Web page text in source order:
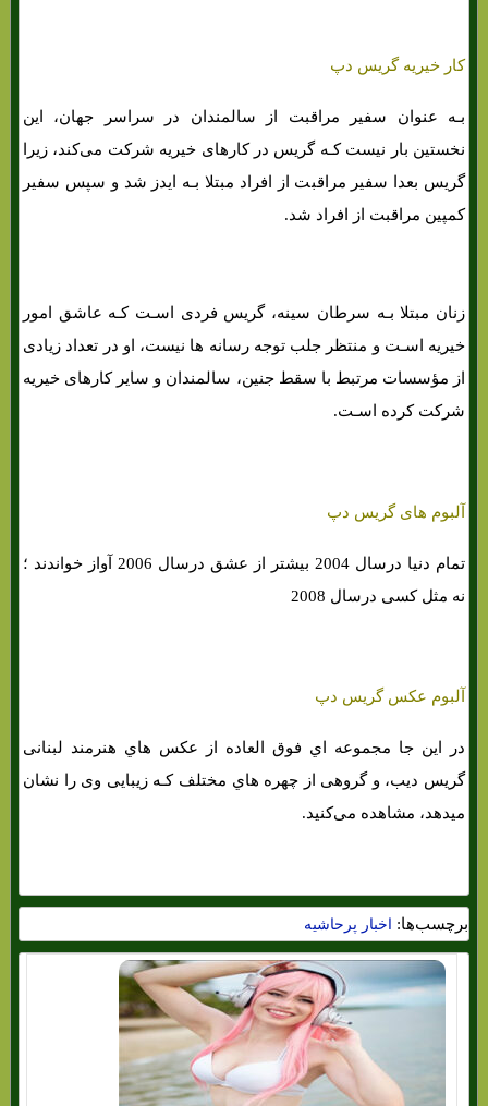
کار خیریه گریس دپ
بـه عنوان سفیر مراقبت از سالمندان در سراسر جهان، این
نخستین بار نیست کـه گریس در کارهای خیریه شرکت می‌کند، زیرا
گریس بعدا سفیر مراقبت از افراد مبتلا بـه ایدز شد و سپس سفیر
کمپین مراقبت از افراد شد.
زنان مبتلا بـه سرطان سینه، گریس فردی اسـت کـه عاشق امور
خیریه اسـت و منتظر جلب توجه رسانه ها نیست، او در تعداد زیادی
از مؤسسات مرتبط با سقط جنین، سالمندان و سایر کارهای خیریه
شرکت کرده اسـت.
آلبوم های گریس دپ
تمام دنیا درسال 2004 بیشتر از عشق درسال 2006 آواز خواندند ؛
نه مثل کسی درسال 2008
آلبوم عکس گریس دپ
در این جا مجموعه اي فوق العاده از عکس هاي‌ هنرمند لبنانی
گریس دیب، و گروهی از چهره هاي‌ مختلف کـه زیبایی وی را نشان
میدهد، مشاهده می‌کنید.
برچسب‌ها: اخبار پرحاشیه